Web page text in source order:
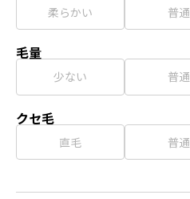
柔らかい 普通
毛量
少ない 普通
クセ毛
直毛 普通